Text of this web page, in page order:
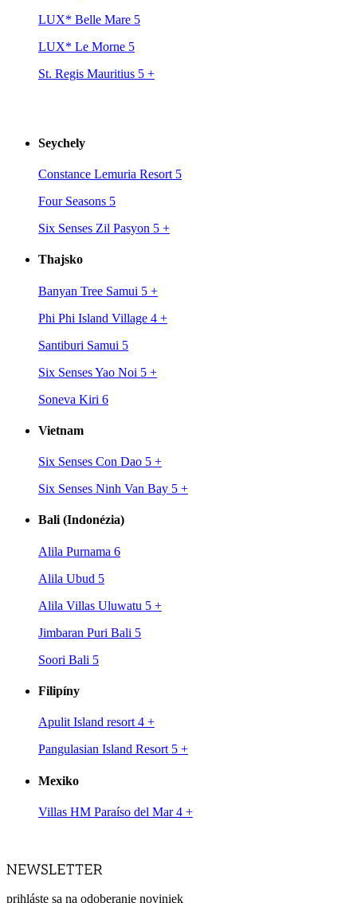
LUX* Belle Mare 5
LUX* Le Morne 5
St. Regis Mauritius 5 +
Seychely
Constance Lemuria Resort 5
Four Seasons 5
Six Senses Zil Pasyon 5 +
Thajsko
Banyan Tree Samui 5 +
Phi Phi Island Village 4 +
Santiburi Samui 5
Six Senses Yao Noi 5 +
Soneva Kiri 6
Vietnam
Six Senses Con Dao 5 +
Six Senses Ninh Van Bay 5 +
Bali (Indonézia)
Alila Purnama 6
Alila Ubud 5
Alila Villas Uluwatu 5 +
Jimbaran Puri Bali 5
Soori Bali 5
Filipíny
Apulit Island resort 4 +
Pangulasian Island Resort 5 +
Mexiko
Villas HM Paraíso del Mar 4 +
prihláste sa na odoberanie noviniek